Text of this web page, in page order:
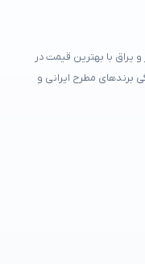
و یراق با بهترین قیمت در
برندهای مطرح ایرانی و